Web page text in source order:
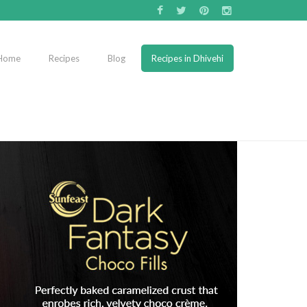
Recipes Blog Recipes in Dhivehi